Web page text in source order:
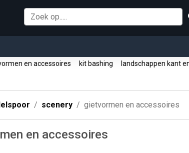
en accessoires kit bashing landschappen kant
scenery gietvormen en accessoires
en accessoires